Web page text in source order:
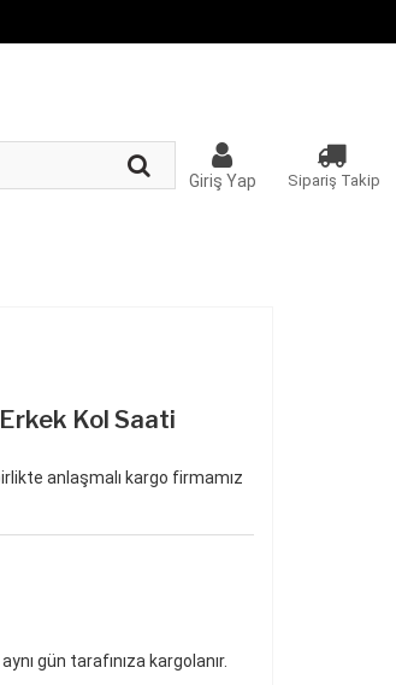
Giriş Yap Sipariş Takip
Kol Saati
anlaşmalı kargo firmamız
gün tarafınıza kargolanır.